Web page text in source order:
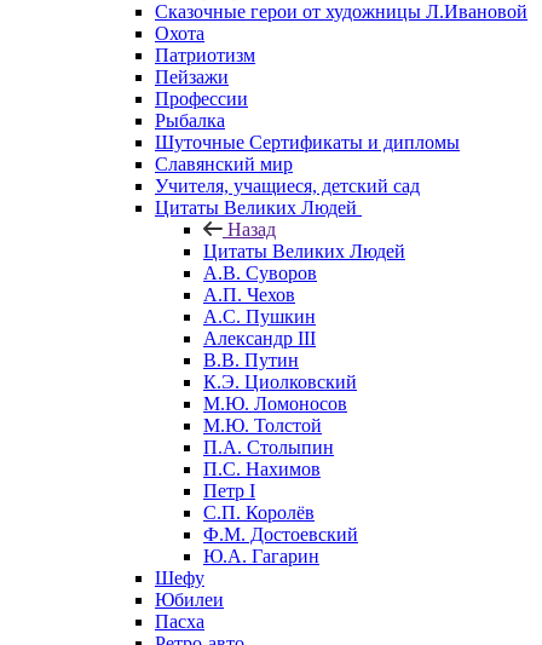
Сказочные герои от художницы Л.Ивановой
Охота
Патриотизм
Пейзажи
Профессии
Рыбалка
Шуточные Сертификаты и дипломы
Славянский мир
Учителя, учащиеся, детский сад
Цитаты Великих Людей
Назад
Цитаты Великих Людей
А.В. Суворов
А.П. Чехов
А.С. Пушкин
Александр III
В.В. Путин
К.Э. Циолковский
М.Ю. Ломоносов
М.Ю. Толстой
П.А. Столыпин
П.С. Нахимов
Петр I
С.П. Королёв
Ф.М. Достоевский
Ю.А. Гагарин
Шефу
Юбилеи
Пасха